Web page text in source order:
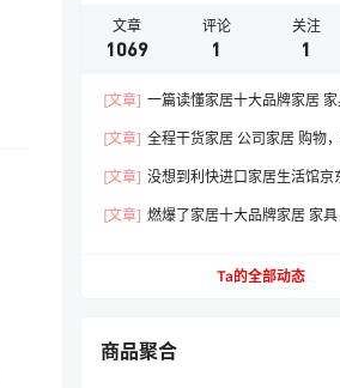
文章
1069
评论
1
关注
1
[文章] 一篇读懂家居十大品牌家居
[文章] 全程干货家居 公司家居 购物
[文章] 没想到利快进口家居生活馆京
[文章] 燃爆了家居十大品牌家居 家
Ta的全部动态
商品聚合